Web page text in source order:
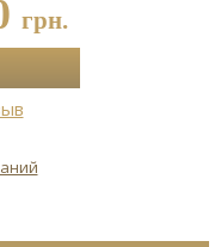
грн.